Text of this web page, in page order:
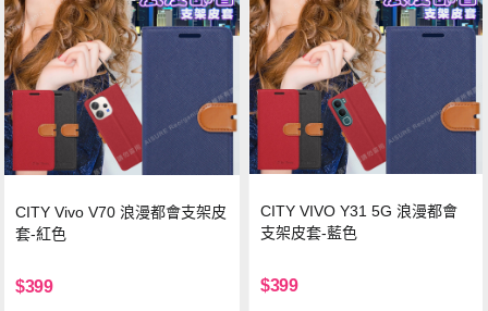
CITY Vivo V70 浪漫都會支架皮
套-紅色
$399
CITY VIVO Y31 5G 浪漫都會
支架皮套-藍色
$399